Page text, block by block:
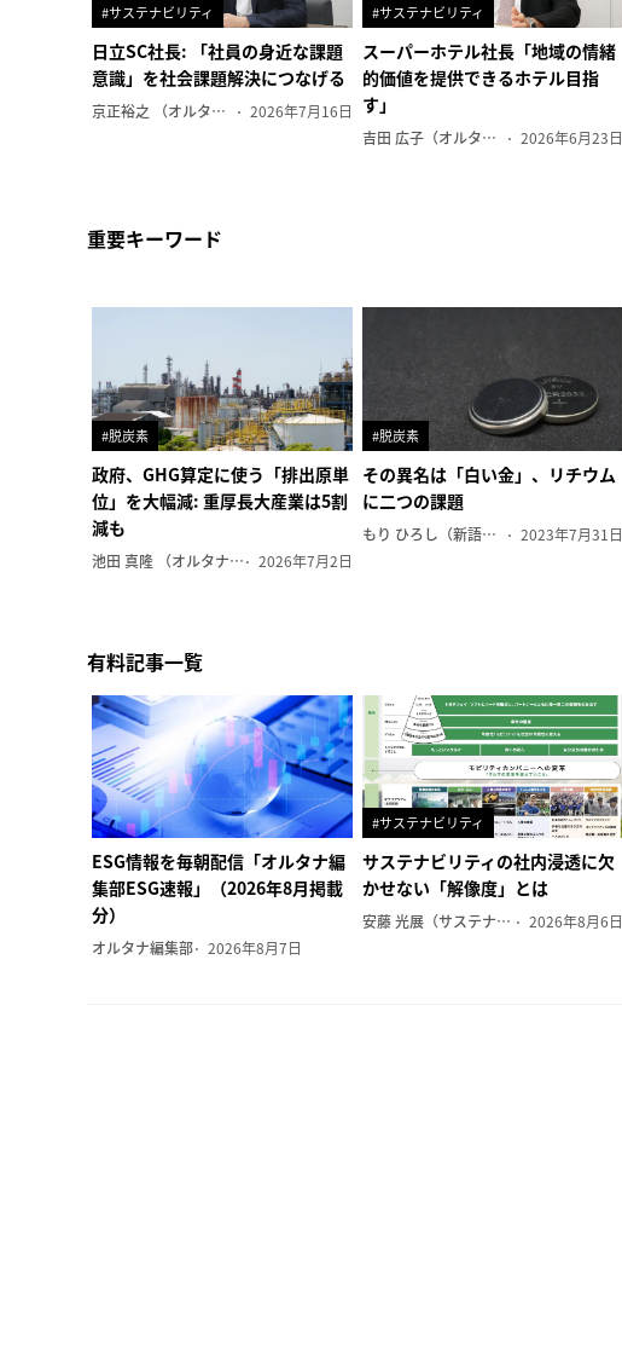
#サステナビリティ
日立SC社長: 「社員の身近な課題
意識」を社会課題解決につなげる
京正裕之 （オルタナ副編集長） 2026年7月16日
#サステナビリティ
スーパーホテル社長「地域の情緒
的価値を提供できるホテル目指
す」
吉田 広子（オルタナ輪番編集長） 2026年6月23日
重要キーワード
#脱炭素
政府、GHG算定に使う「排出原単
位」を大幅減: 重厚長大産業は5割
減も
池田 真隆 （オルタナ輪番編集長） 2026年7月2日
#脱炭素
その異名は「白い金」、リチウム
に二つの課題
もり ひろし（新語ウォッチャー） 2023年7月31日
有料記事一覧
ESG情報を毎朝配信「オルタナ編
集部ESG速報」（2026年8月掲載
分）
オルタナ編集部 2026年8月7日
#サステナビリティ
サステナビリティの社内浸透に欠
かせない「解像度」とは
安藤 光展（サステナビリティ・コンサルタント） 2026年8月6日